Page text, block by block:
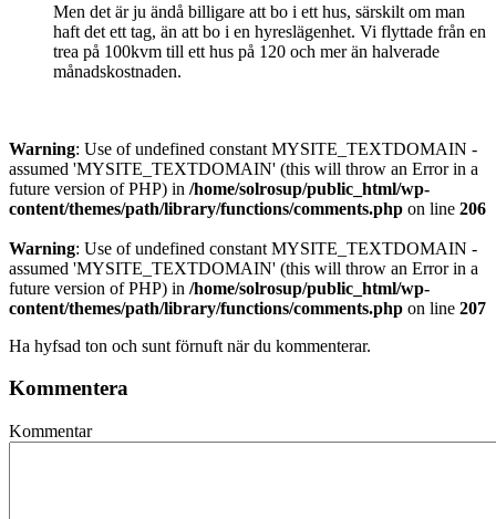
Men det är ju ändå billigare att bo i ett hus, särskilt om man
haft det ett tag, än att bo i en hyreslägenhet. Vi flyttade från en
trea på 100kvm till ett hus på 120 och mer än halverade
månadskostnaden.
Warning: Use of undefined constant MYSITE_TEXTDOMAIN -
assumed 'MYSITE_TEXTDOMAIN' (this will throw an Error in a
future version of PHP) in /home/solrosup/public_html/wp-
content/themes/path/library/functions/comments.php on line 206
Warning: Use of undefined constant MYSITE_TEXTDOMAIN -
assumed 'MYSITE_TEXTDOMAIN' (this will throw an Error in a
future version of PHP) in /home/solrosup/public_html/wp-
content/themes/path/library/functions/comments.php on line 207
Ha hyfsad ton och sunt förnuft när du kommenterar.
Kommentera
Kommentar